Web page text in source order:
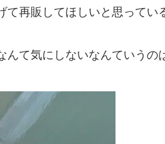
て再販してほしいと思ってい
んて気にしないなんていうの